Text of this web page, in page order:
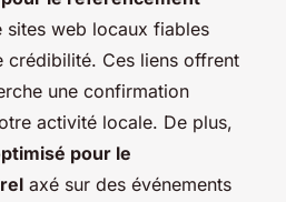
sites web locaux fiables
crédibilité. Ces liens offrent
une confirmation
activité locale. De plus,
pour le
axé sur des événements